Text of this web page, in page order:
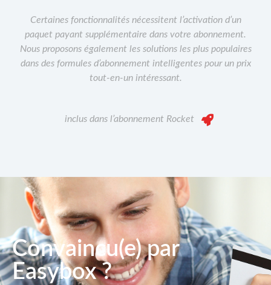
Certaines fonctionnalités nécessitent l’activation d’un
paquet payant supplémentaire dans votre abonnement.
Nous proposons également les solutions les plus populaires
dans des formules d’abonnement intelligentes pour un prix
tout-en-un intéressant.
inclus dans l’abonnement Rocket
Convaincu(e) par
Easybox ?